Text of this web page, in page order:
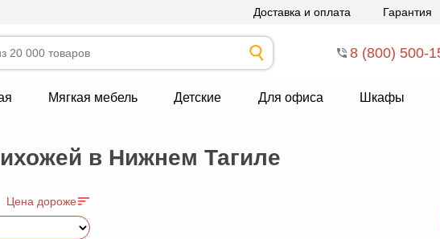
Доставка и оплата Гарантия
8 (800) 500-
Мягкая мебель Детские Для офиса Шкафы
в Нижнем Тагиле
Цена дороже